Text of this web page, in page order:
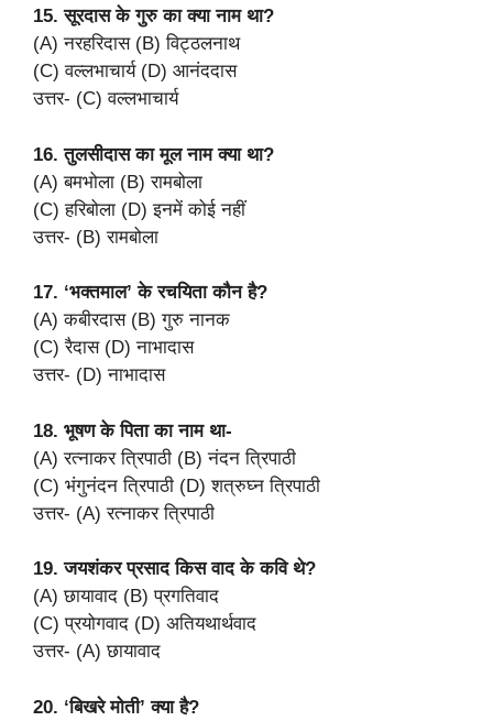
15. सूरदास के गुरु का क्या नाम था?
(A) नरहरिदास (B) विट्ठलनाथ
(C) वल्लभाचार्य (D) आनंददास
उत्तर- (C) वल्लभाचार्य
16. तुलसीदास का मूल नाम क्या था?
(A) बमभोला (B) रामबोला
(C) हरिबोला (D) इनमें कोई नहीं
उत्तर- (B) रामबोला
17. ‘भक्तमाल’ के रचयिता कौन है?
(A) कबीरदास (B) गुरु नानक
(C) रैदास (D) नाभादास
उत्तर- (D) नाभादास
18. भूषण के पिता का नाम था-
(A) रत्नाकर त्रिपाठी (B) नंदन त्रिपाठी
(C) भंगुनंदन त्रिपाठी (D) शत्रुघ्न त्रिपाठी
उत्तर- (A) रत्नाकर त्रिपाठी
19. जयशंकर प्रसाद किस वाद के कवि थे?
(A) छायावाद (B) प्रगतिवाद
(C) प्रयोगवाद (D) अतियथार्थवाद
उत्तर- (A) छायावाद
20. ‘बिखरे मोती’ क्या है?